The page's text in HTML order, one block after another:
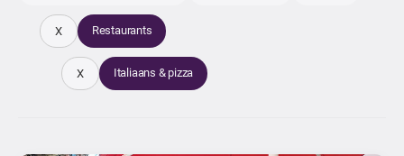
X Restaurants
X Italiaans & pizza